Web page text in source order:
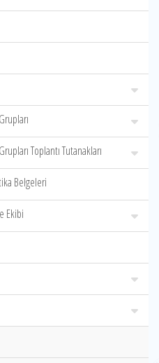
Toplantı Tutanakları
Belgeleri
Ekibi